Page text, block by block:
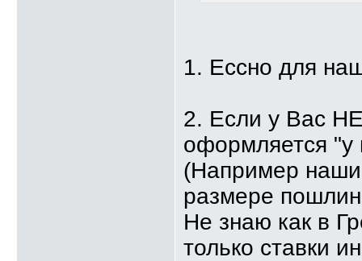
1. Ессно для
2. Если у Вас
оформляется "у
(Например наши
размере
Не знаю как в
только ставки